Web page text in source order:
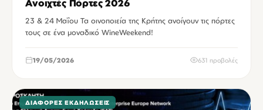
Ανοιχτές Πόρτες 2026
23 & 24 Μαΐου Τα οινοποιεία της Κρήτης ανοίγουν τις πόρτες
τους σε ένα μοναδικό WineWeekend!
19/05/2026 631 προβολές
ΔΙΆΦΟΡΕΣ ΕΚΔΗΛΏΣΕΙΣ